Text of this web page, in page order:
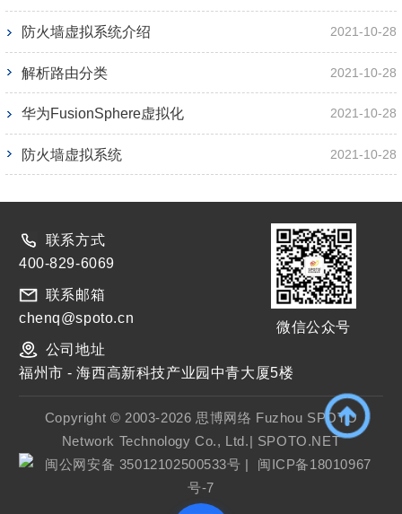
防火墙虚拟系统介绍 2021-10-28
解析路由分类 2021-10-28
华为FusionSphere虚拟化 2021-10-28
防火墙虚拟系统 2021-10-28
联系方式
400-829-6069
联系邮箱
chenq@spoto.cn
公司地址
微信公众号
福州市 - 海西高新科技产业园中青大厦5楼
Copyright © 2003-2026 思博网络 Fuzhou SPOTO
Network Technology Co., Ltd.| SPOTO.NET
闽公网安备 35012102500533号
闽ICP备18010967
号-7